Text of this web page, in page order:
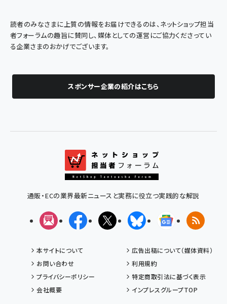
読者のみなさまに上質の情報をお届けできるのは、ネットショップ担当
者フォーラムの趣旨に賛同し、媒体としての運営にご協力くださってい
る企業さまのおかげでございます。
スポンサー企業の紹介はこちら
通販・ECの業界最新ニュースと実務に役立つ実践的な解説
メルマガFacebookX(エックス)BlueskyGoogleニュ
RSS
本サイトについて
広告出稿について（媒体資料）
お問い合わせ
利用規約
プライバシーポリシー
特定商取引法に基づく表示
会社概要
インプレスグループTOP